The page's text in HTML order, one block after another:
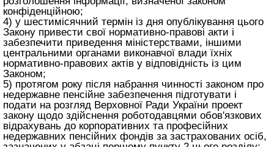
конфіденційною;
4) у шестимісячний термін із дня опублікування цього
Закону привести свої нормативно-правові акти і
забезпечити приведення міністерствами, іншими
центральними органами виконавчої влади їхніх
нормативно-правових актів у відповідність із цим
Законом;
5) протягом року після набрання чинності законом про
недержавне пенсійне забезпечення підготувати і
подати на розгляд Верховної Ради України проект
закону щодо здійснення роботодавцями обов'язкових
відрахувань до корпоративних та професійних
недержавних пенсійних фондів за застрахованих осіб,